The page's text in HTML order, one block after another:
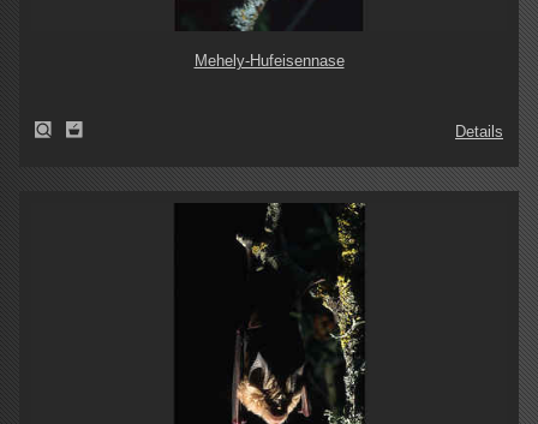
Mehely-Hufeisennase
Details